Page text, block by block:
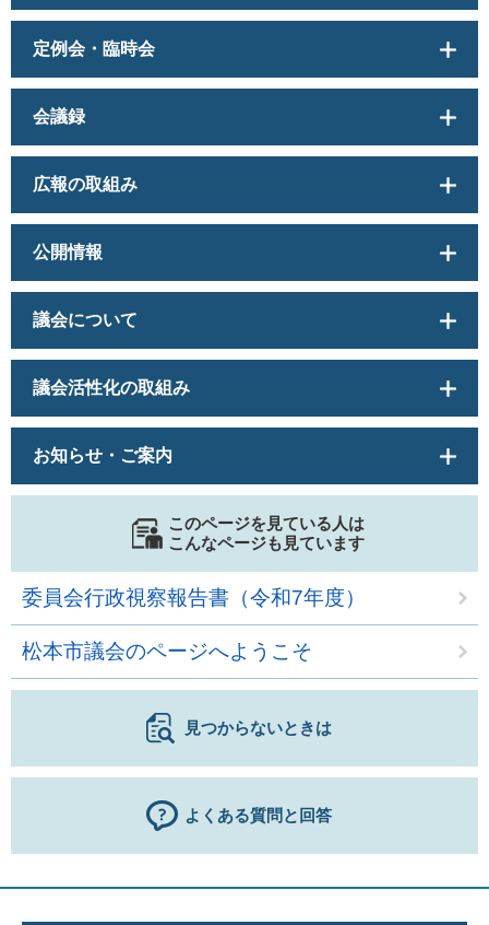
定例会・臨時会
会議録
広報の取組み
公開情報
議会について
議会活性化の取組み
お知らせ・ご案内
このページを見ている人は
こんなページも見ています
委員会行政視察報告書（令和7年度）
松本市議会のページへようこそ
見つからないときは
よくある質問と回答